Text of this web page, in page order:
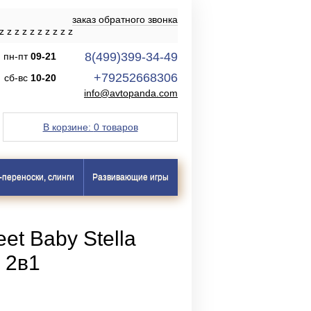
заказ обратного звонка
z z z z z z z z z z
пн-пт09-21
сб-вс 10-20
8(499)399-34-49
+79252668306
info@avtopanda.com
В корзине: 0 товаров
слинги Развивающие игры
Baby Stella
2в1